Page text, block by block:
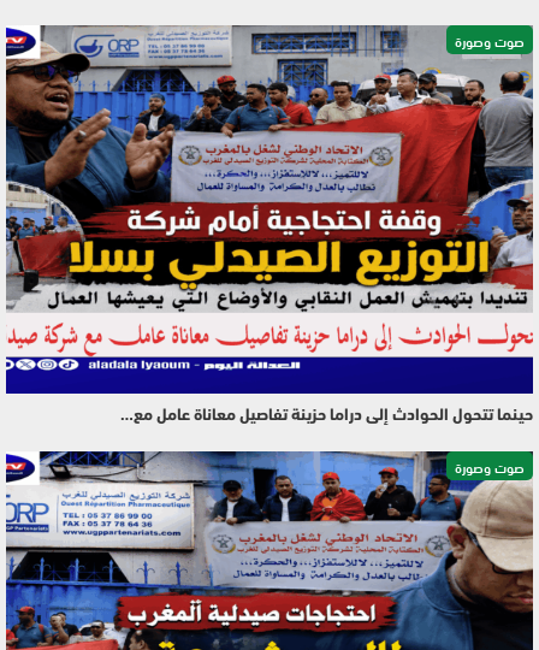
صوت وصورة
حينما تتحول الحوادث إلى دراما حزينة تفاصيل معاناة عامل مع…
صوت وصورة